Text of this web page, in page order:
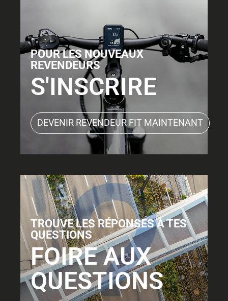
POUR LES NOUVEAUX
REVENDEURS
S'INSCRIRE
DEVENIR REVENDEUR FIT MAINTENANT
TROUVE LES RÉPONSES À TES
QUESTIONS
FOIRE AUX
QUESTIONS